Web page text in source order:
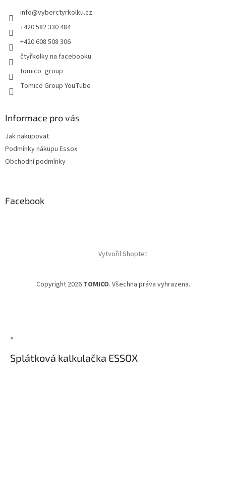
info@vyberctyrkolku.cz
+420 582 330 484
+420 608 508 306
čtyřkolky na facebooku
tomico_group
Tomico Group YouTube
Informace pro vás
Jak nakupovat
Podmínky nákupu Essox
Obchodní podmínky
Facebook
Vytvořil Shoptet
Copyright 2026 TOMICO. Všechna práva vyhrazena.
×
Splátková kalkulačka ESSOX